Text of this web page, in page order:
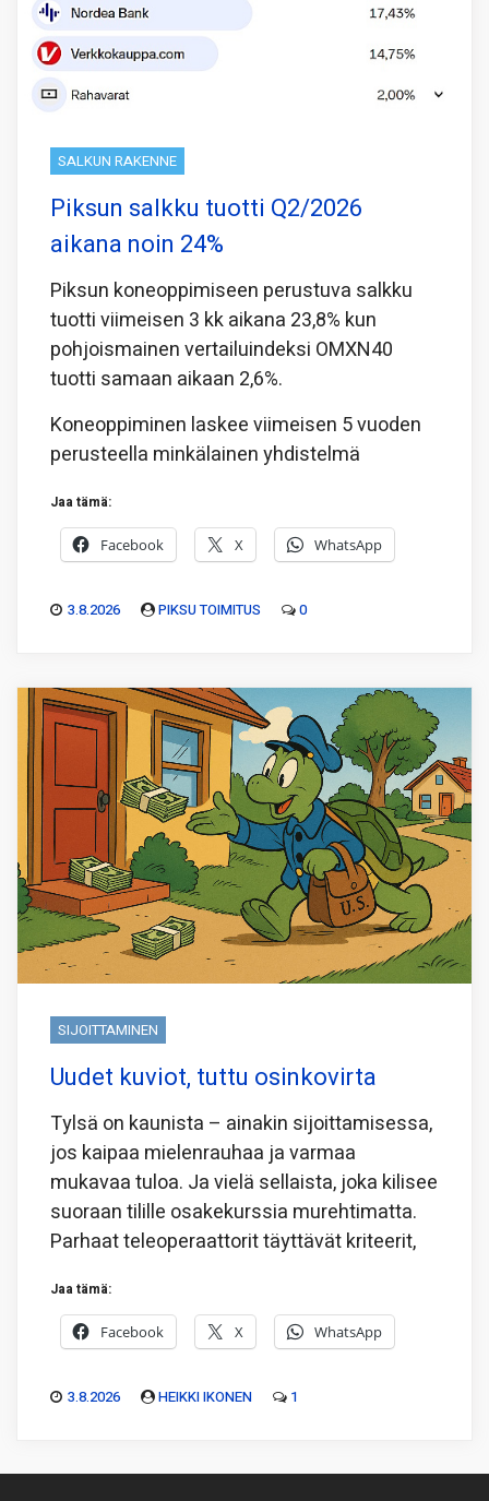
SALKUN RAKENNE
Piksun salkku tuotti Q2/2026
aikana noin 24%
Piksun koneoppimiseen perustuva salkku
tuotti viimeisen 3 kk aikana 23,8% kun
pohjoismainen vertailuindeksi OMXN40
tuotti samaan aikaan 2,6%.
Koneoppiminen laskee viimeisen 5 vuoden
perusteella minkälainen yhdistelmä
Jaa tämä:
Facebook X WhatsApp
3.8.2026 PIKSU TOIMITUS 0
SIJOITTAMINEN
Uudet kuviot, tuttu osinkovirta
Tylsä on kaunista – ainakin sijoittamisessa,
jos kaipaa mielenrauhaa ja varmaa
mukavaa tuloa. Ja vielä sellaista, joka kilisee
suoraan tilille osakekurssia murehtimatta.
Parhaat teleoperaattorit täyttävät kriteerit,
Jaa tämä:
Facebook X WhatsApp
3.8.2026 HEIKKI IKONEN 1